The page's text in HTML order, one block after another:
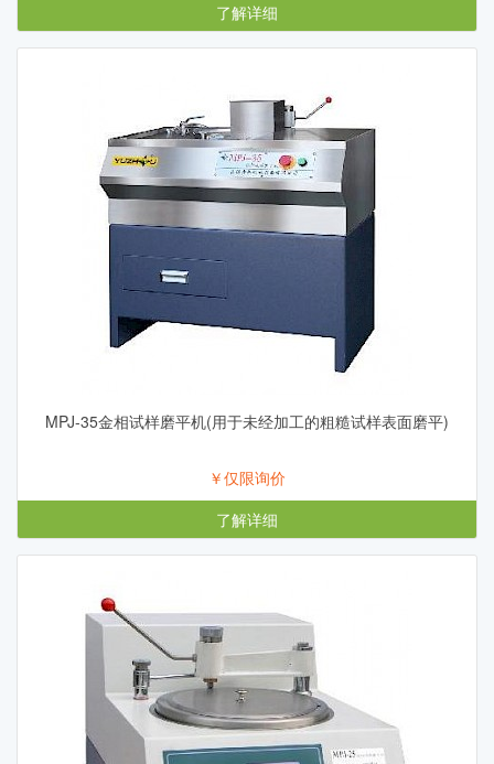
了解详细
MPJ-35金相试样磨平机(用于未经加工的粗糙试样表面磨平)
￥仅限询价
了解详细